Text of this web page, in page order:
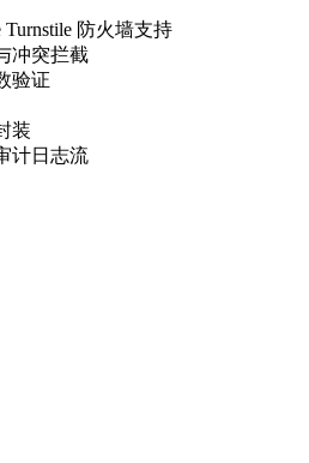
Turnstile 防火墙支持
冲突拦截
验证
装
计日志流